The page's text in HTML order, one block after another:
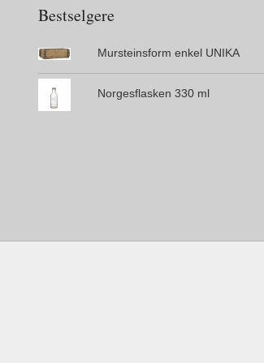
Bestselgere
Mursteinsform enkel UNIKA
Norgesflasken 330 ml